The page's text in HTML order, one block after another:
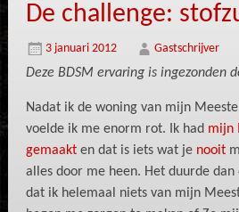
De challenge:
3 januari 2012 Gastschrijver
Deze BDSM ervaring is ingezonden
Nadat ik de woning van mijn
voelde ik me enorm rot. Ik had mijn
gemaakten dat is iets wat je nooit
alles door me heen. Het duurde dan
dat ik helemaal niets van mijn